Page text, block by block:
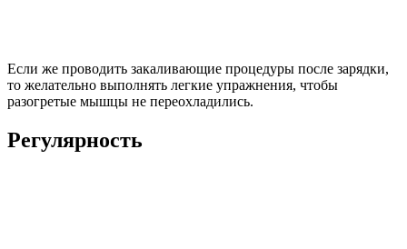
Если же проводить закаливающие процедуры после зарядки,
то желательно выполнять легкие упражнения, чтобы
разогретые мышцы не переохладились.
Регулярность